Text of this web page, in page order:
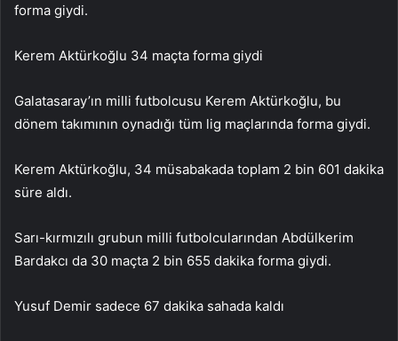
forma giydi.
Kerem Aktürkoğlu 34 maçta forma giydi
Galatasaray’ın milli futbolcusu Kerem Aktürkoğlu, bu
dönem takımının oynadığı tüm lig maçlarında forma giydi.
Kerem Aktürkoğlu, 34 müsabakada toplam 2 bin 601 dakika
süre aldı.
Sarı-kırmızılı grubun milli futbolcularından Abdülkerim
Bardakcı da 30 maçta 2 bin 655 dakika forma giydi.
Yusuf Demir sadece 67 dakika sahada kaldı